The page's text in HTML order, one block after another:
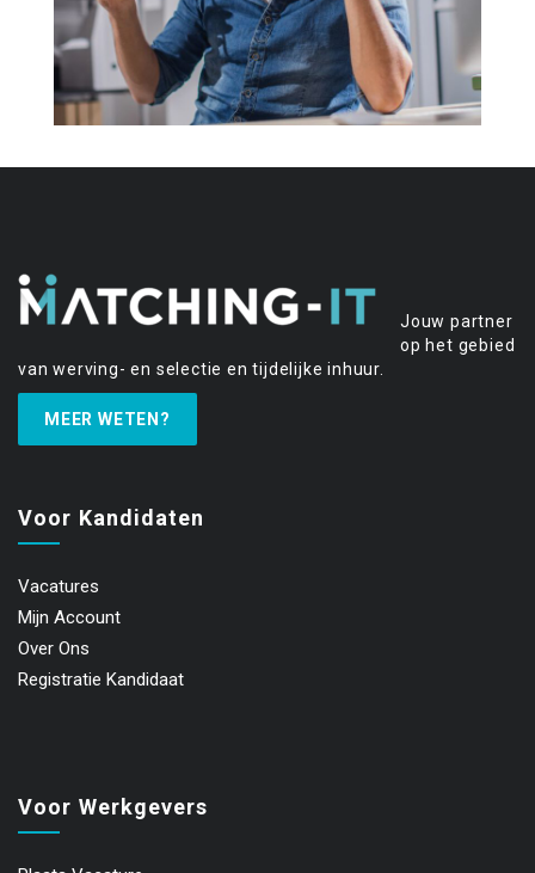
Jouw partner
op het gebied
van werving- en selectie en tijdelijke inhuur.
MEER WETEN?
Voor Kandidaten
Vacatures
Mijn Account
Over Ons
Registratie Kandidaat
Voor Werkgevers